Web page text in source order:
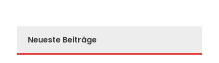
Neueste Beiträge